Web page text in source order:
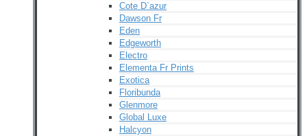
Cote D`azur
Dawson Fr
Eden
Edgeworth
Electro
Elementa Fr Prints
Exotica
Floribunda
Glenmore
Global Luxe
Halcyon